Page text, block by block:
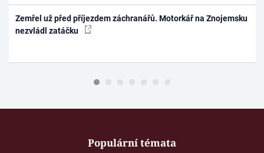
Zemřel už před příjezdem záchranářů. Motorkář na Znojemsku
nezvládl zatáčku
Populární témata